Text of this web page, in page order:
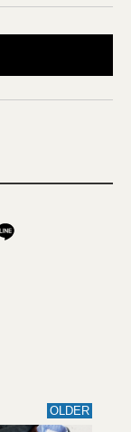
OLDER